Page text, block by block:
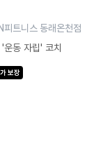
피트니스 동래온천점
동 자립' 코치
보장